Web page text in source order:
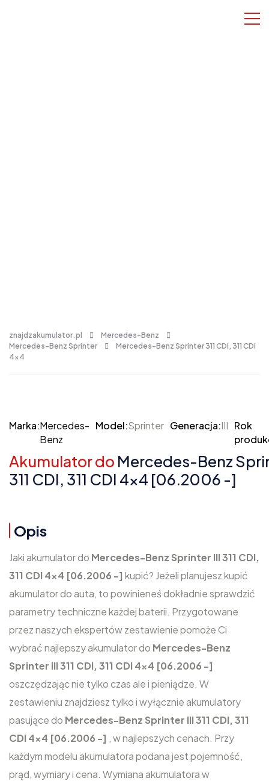
znajdzakumulator.pl
Mercedes-Benz
Mercedes-Benz Sprinter
Mercedes-Benz Sprinter 311 CDI, 311 CDI
4x4
Marka:Mercedes-
Benz
Model:Sprinter Generacja:III Rok
Akumulator do Mercedes-Benz
311 CDI, 311 CDI 4x4 [06.2006 -]
Opis
Jaki akumulator do Mercedes-Benz Sprinter III 311 CDI,
311 CDI 4x4 [06.2006 -] kupić? Jeżeli planujesz kupić
akumulator do auta, to powinieneś dokładnie sprawdzić
parametry techniczne każdej baterii. Przygotowane
przez naszych ekspertów zestawienie pomoże Ci
wybrać najlepszy akumulator do Mercedes-Benz
Sprinter III 311 CDI, 311 CDI 4x4 [06.2006 -]
oszczędzając nie tylko czas ale i pieniądze. W
zestawieniu znajdziesz tylko i wyłącznie akumulatory
pasujące do Mercedes-Benz Sprinter III 311 CDI, 311
CDI 4x4 [06.2006 -] , w najlepszych cenach. Przy
każdym modelu akumulatora podana jest pojemność,
prąd, wymiary i cena. Wymiana akumulatora w